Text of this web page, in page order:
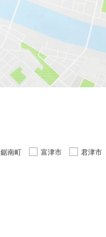
鋸南町 富津市 君津市